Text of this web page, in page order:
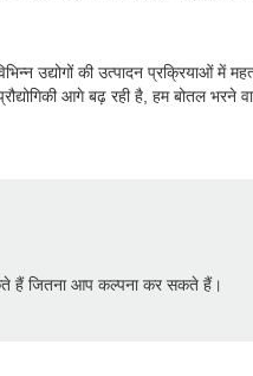
उद्योगों की उत्पादन प्रक्रियाओं
आगे बढ़ रही है, हम बोतल भरने
हैं जितना आप कल्पना कर सकते हैं।